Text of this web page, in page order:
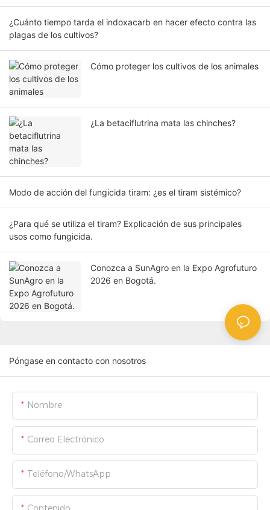
¿Cuánto tiempo tarda el indoxacarb en hacer efecto contra las
plagas de los cultivos?
Cómo proteger los cultivos de los animales
¿La betaciflutrina mata las chinches?
Modo de acción del fungicida tiram: ¿es el tiram sistémico?
¿Para qué se utiliza el tiram? Explicación de sus principales
usos como fungicida.
Conozca a SunAgro en la Expo Agrofuturo
2026 en Bogotá.
Póngase en contacto con nosotros
Nombre
Correo Electrónico
Teléfono/WhatsApp